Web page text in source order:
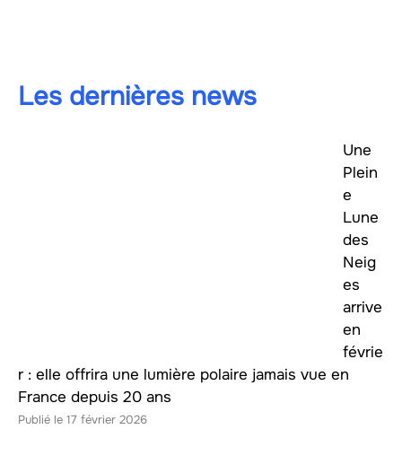
Les dernières news
Une
Plein
e
Lune
des
Neig
es
arrive
en
févrie
r : elle offrira une lumière polaire jamais vue en
France depuis 20 ans
17 février 2026